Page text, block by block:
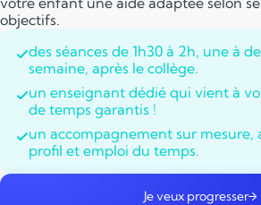
objectifs.
des séances de 1h30 à 2h, une à
semaine, après le collège.
un enseignant dédié qui vient à
de temps garantis !
un accompagnement sur mesure,
profil et emploi du temps.
Je veux progresser